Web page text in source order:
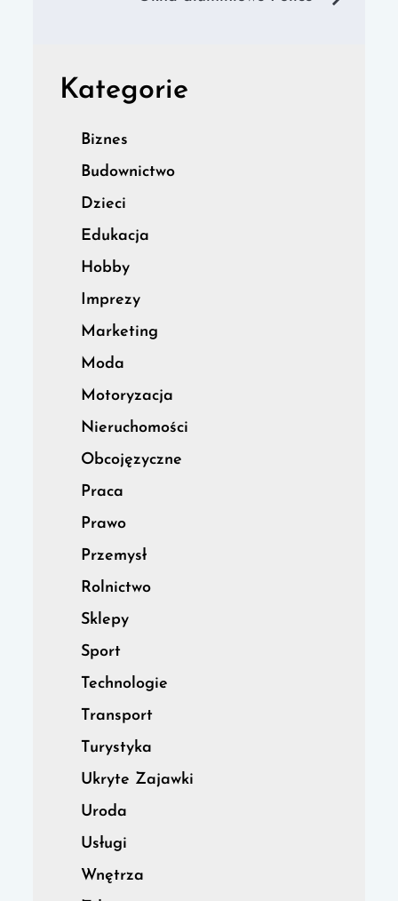
Kategorie
Biznes
Budownictwo
Dzieci
Edukacja
Hobby
Imprezy
Marketing
Moda
Motoryzacja
Nieruchomości
Obcojęzyczne
Praca
Prawo
Przemysł
Rolnictwo
Sklepy
Sport
Technologie
Transport
Turystyka
Ukryte Zajawki
Uroda
Usługi
Wnętrza